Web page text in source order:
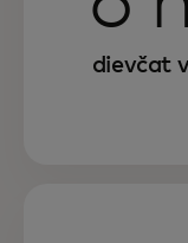
dievčat